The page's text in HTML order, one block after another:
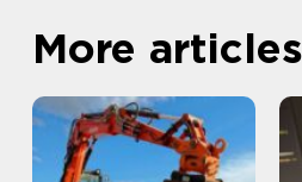
More articles